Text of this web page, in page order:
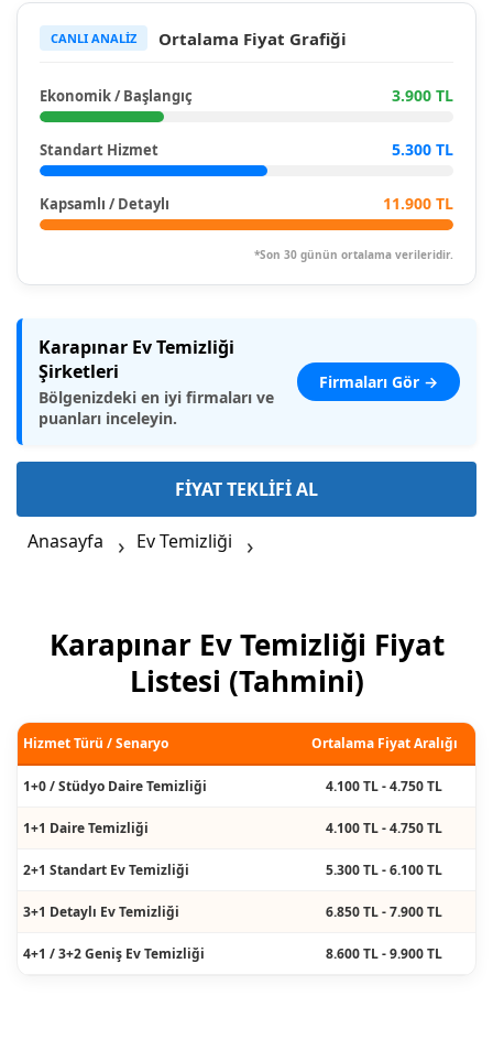
CANLI ANALİZ Ortalama Fiyat Grafiği
Ekonomik / Başlangıç 3.900 TL
Standart Hizmet 5.300 TL
Kapsamlı / Detaylı 11.900 TL
*Son 30 günün ortalama verileridir.
Karapınar Ev Temizliği
Şirketleri
Bölgenizdeki en iyi firmaları ve
puanları inceleyin.
Firmaları Gör →
FİYAT TEKLİFİ AL
Anasayfa Ev Temizliği
Karapınar Ev Temizliği Fiyat
Listesi (Tahmini)
Hizmet Türü / Senaryo Ortalama Fiyat Aralığı
1+0 / Stüdyo Daire Temizliği 4.100 TL - 4.750 TL
1+1 Daire Temizliği 4.100 TL - 4.750 TL
2+1 Standart Ev Temizliği 5.300 TL - 6.100 TL
3+1 Detaylı Ev Temizliği 6.850 TL - 7.900 TL
4+1 / 3+2 Geniş Ev Temizliği 8.600 TL - 9.900 TL